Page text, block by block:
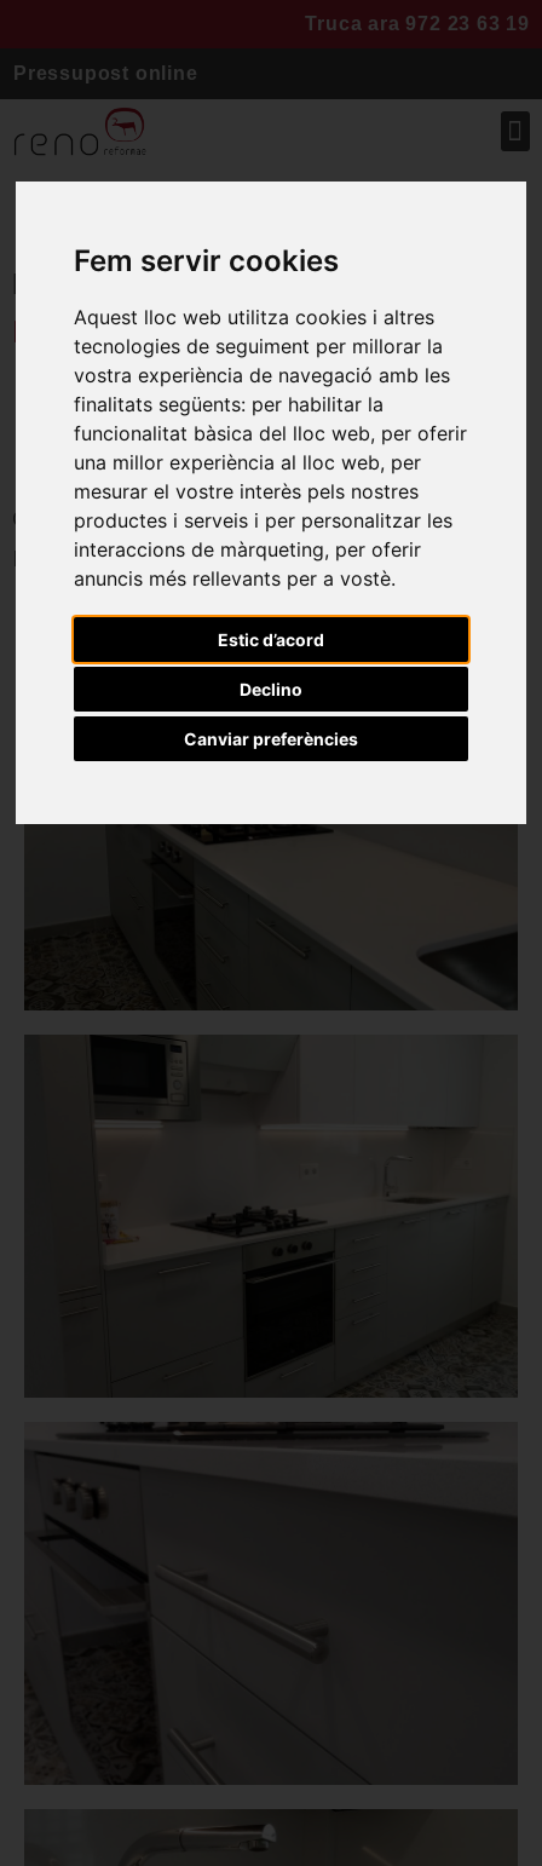
Fem servir cookies
Aquest lloc web utilitza cookies i altres
tecnologies de seguiment per millorar la
vostra experiència de navegació amb les
finalitats següents: per habilitar la
funcionalitat bàsica del lloc web, per oferir
una millor experiència al lloc web, per
mesurar el vostre interès pels nostres
productes i serveis i per personalitzar les
interaccions de màrqueting, per oferir
anuncis més rellevants per a vostè.
Estic d’acord
Declino
Canviar preferències
Truca ara 972 23 63 19
Pressupost online
Portada
Palamos
Renovació planta
baixa
Cuina, porta de vidre corredera, paviment
planta baixa.